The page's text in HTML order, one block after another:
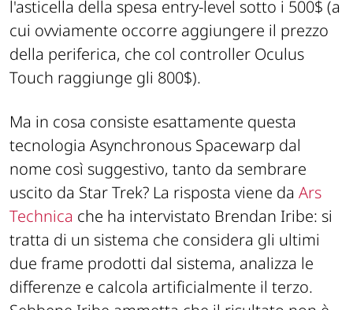
l'asticella della spesa entry-level sotto i 500$ (a
cui ovviamente occorre aggiungere il prezzo
della periferica, che col controller Oculus
Touch raggiunge gli 800$).
Ma in cosa consiste esattamente questa
tecnologia Asynchronous Spacewarp dal
nome così suggestivo, tanto da sembrare
uscito da Star Trek? La risposta viene da Ars
Technica che ha intervistato Brendan Iribe: si
tratta di un sistema che considera gli ultimi
due frame prodotti dal sistema, analizza le
differenze e calcola artificialmente il terzo.